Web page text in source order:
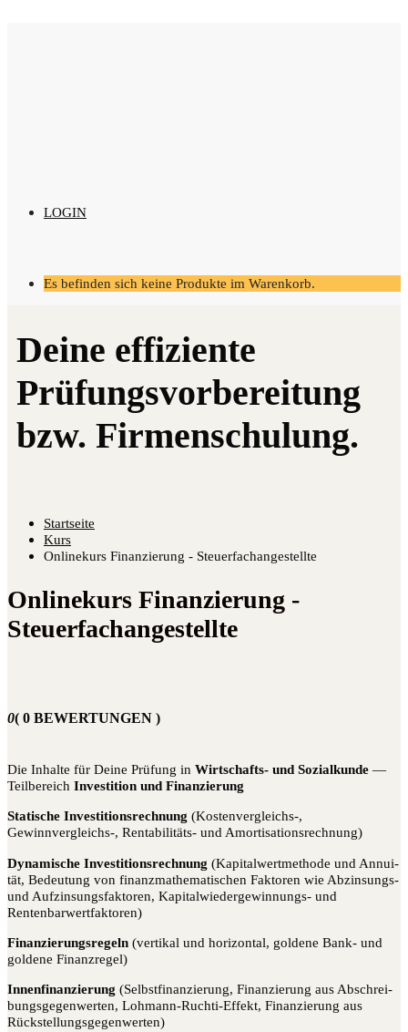
LOGIN
Es befinden sich keine Produkte im Warenkorb.
Startseite
Kurs
Onlinekurs Finanzierung - Steuerfachangestellte
Onlinekurs Finanzierung -
Steuerfachangestellte
0( 0 BEWERTUNGEN )
Die Inhal­te für Dei­ne Prü­fung in Wirt­schafts- und Sozi­al­kun­de —
Teil­be­reich Inves­ti­ti­on und Finanzierung
Sta­ti­sche Inves­ti­ti­ons­rech­nung (Kostenvergleichs‑,
Gewinnvergleichs‑, Ren­ta­bi­li­täts- und Amortisationsrechnung)
Dyna­mi­sche Inves­ti­ti­ons­rech­nung (Kapi­tal­wert­me­tho­de und Annui­
tät, Bedeu­tung von finanz­ma­the­ma­ti­schen Fak­to­ren wie Abzin­sungs-
und Auf­zin­sungs­fak­to­ren, Kapi­tal­wie­der­ge­win­nungs- und
Rentenbarwertfaktoren)
Finan­zie­rungs­re­geln (ver­ti­kal und hori­zon­tal, gol­de­ne Bank- und
gol­de­ne Finanzregel)
Innen­fi­nan­zie­rung (Selbst­fi­nan­zie­rung, Finan­zie­rung aus Abschrei­
bungs­ge­gen­wer­ten, Loh­mann-Ruch­ti-Effekt, Finan­zie­rung aus
Rückstellungsgegenwerten)